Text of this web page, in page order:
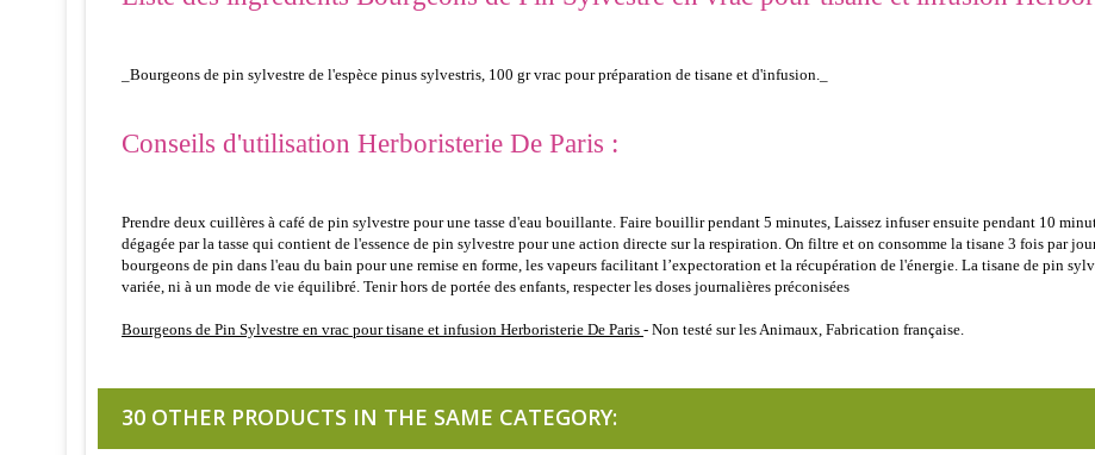
_Bourgeons de pin sylvestre de l'espèce pinus sylvestris, 100 gr vrac pour préparation de tisane et d'infusion._
Conseils d'utilisation Herboristerie De Paris :
Prendre deux cuillères à café de pin sylvestre pour une tasse d'eau bouillante. Faire bouillir pendant 5 minutes, Laissez infuser ensuite pendant 10
dégagée par la tasse qui contient de l'essence de pin sylvestre pour une action directe sur la respiration. On filtre et on consomme la tisane 3 fois par
bourgeons de pin dans l'eau du bain pour une remise en forme, les vapeurs facilitant l’expectoration et la récupération de l'énergie. La tisane de pin
variée, ni à un mode de vie équilibré. Tenir hors de portée des enfants, respecter les doses journalières préconisées
Bourgeons de Pin Sylvestre en vrac pour tisane et infusion Herboristerie De Paris - Non testé sur les Animaux, Fabrication française.
30 OTHER PRODUCTS IN THE SAME CATEGORY: